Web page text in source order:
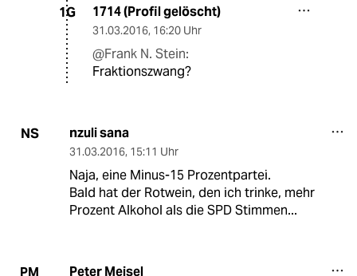
1G 1714 (Profil gelöscht)
31.03.2016, 16:20 Uhr
@Frank N. Stein:
Fraktionszwang?
NS nzuli sana
31.03.2016, 15:11 Uhr
Naja, eine Minus-15 Prozentpartei.
Bald hat der Rotwein, den ich trinke, mehr
Prozent Alkohol als die SPD Stimmen...
PM Peter Meisel